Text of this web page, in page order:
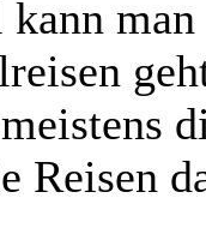
kann
Reisen